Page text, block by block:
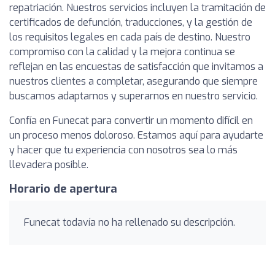
repatriación. Nuestros servicios incluyen la tramitación de
certificados de defunción, traducciones, y la gestión de
los requisitos legales en cada país de destino. Nuestro
compromiso con la calidad y la mejora continua se
reflejan en las encuestas de satisfacción que invitamos a
nuestros clientes a completar, asegurando que siempre
buscamos adaptarnos y superarnos en nuestro servicio.
Confía en Funecat para convertir un momento difícil en
un proceso menos doloroso. Estamos aquí para ayudarte
y hacer que tu experiencia con nosotros sea lo más
llevadera posible.
Horario de apertura
Funecat todavía no ha rellenado su descripción.